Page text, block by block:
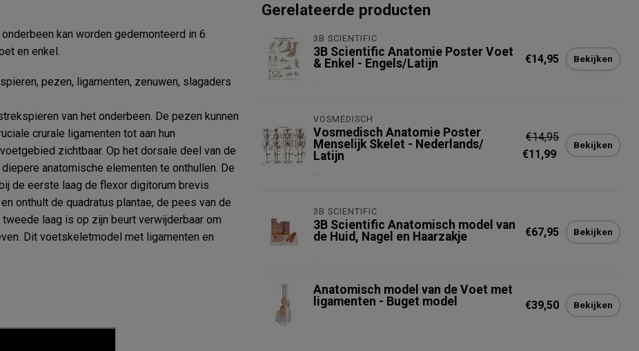
kan worden gedemonteerd in 6
en enkel.
pezen, ligamenten, zenuwen, slagaders
van het onderbeen. De pezen kunnen
crurale ligamenten tot aan hun
zichtbaar. Op het dorsale deel van de
anatomische elementen te onthullen. De
de eerste laag de flexor digitorum brevis
onthult de quadratus plantae, de pees van de
laag is op zijn beurt verwijderbaar om
Dit voetskeletmodel met ligamenten en
Gerelateerde producten
3B SCIENTIFIC
3B Scientific Anatomie Poster Voet
& Enkel - Engels/Latijn
.
€14,95 Bekijken
VOSMEDISCH
Vosmedisch Anatomie Poster
Menselijk Skelet - Nederlands/
Latijn
.
€14,95
€11,99
Bekijken
3B SCIENTIFIC
3B Scientific Anatomisch model van
de Huid, Nagel en Haarzakje
.
€67,95 Bekijken
Anatomisch model van de Voet met
ligamenten - Buget model
€39,50 Bekijken